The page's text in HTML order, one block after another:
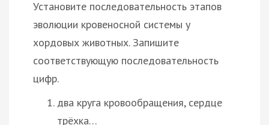
Установите последовательность этапов
эволюции кровеносной системы у
хордовых животных. Запишите
соответствующую последовательность
цифр.
два круга кровообращения, сердце
трёхка…